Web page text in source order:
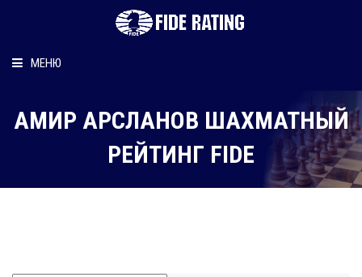
МЕНЮ
Рейтинг шахматиста
Персональный информер
АМИР АРСЛАНОВ ШАХМАТНЫЙ
РЕЙТИНГ FIDE